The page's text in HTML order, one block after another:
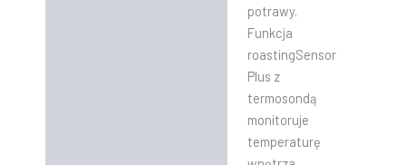
potrawy.
Funkcja
roastingSensor
Plus z
termosondą
monitoruje
temperaturę